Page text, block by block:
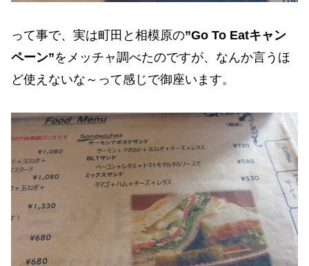
って事で、実は町田と相模原の”Go To Eatキャン
ペーン”をメッチャ調べたのですが、なんか言うほ
ど使えないな～って感じで御座います。